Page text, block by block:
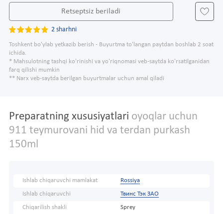
Retseptsiz beriladi
2 sharhni
Toshkent bo'ylab yetkazib berish - Buyurtma to'langan paytdan boshlab 2 soat
ichida.
* Mahsulotning tashqi ko'rinishi va yo'riqnomasi veb-saytda ko'rsatilganidan
farq qilishi mumkin
** Narx veb-saytda berilgan buyurtmalar uchun amal qiladi
Preparatning xususiyatlari oyoqlar uchun
911 teymurovani hid va terdan purkash
150ml
Ishlab chiqaruvchi mamlakat Rossiya
Ishlab chiqaruvchi Твинс Тэк ЗАО
Chiqarilish shakli Sprey